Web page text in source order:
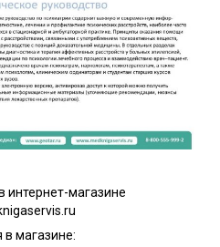
интернет-магазине
в магазине: